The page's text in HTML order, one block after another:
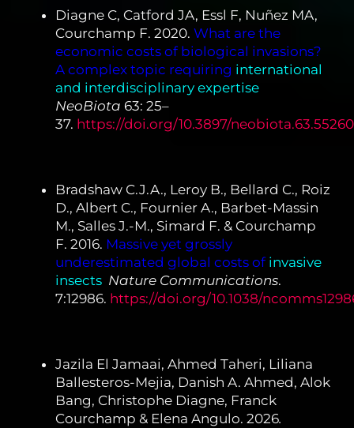
Diagne C, Catford JA, Essl F, Nuñez MA,
Courchamp F. 2020. What are the
economic costs of biological invasions?
A complex topic requiring international
and interdisciplinary expertise.
NeoBiota 63: 25–
37. https://doi.org/10.3897/neobiota.63.55260
Bradshaw C.J.A., Leroy B., Bellard C., Roiz
D., Albert C., Fournier A., Barbet-Massin
M., Salles J.-M., Simard F. & Courchamp
F. 2016. Massive yet grossly
underestimated global costs of invasive
insects. Nature Communications.
7:12986. https://doi.org/10.1038/
Jazila El Jamaai, Ahmed Taheri, Liliana
Ballesteros-Mejia, Danish A. Ahmed, Alok
Bang, Christophe Diagne, Franck
Courchamp & Elena Angulo. 2026.